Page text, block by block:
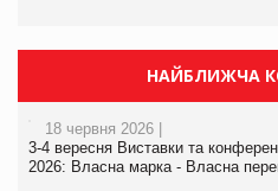
НАЙБЛИЖЧА
18 червня 2026 |
3-4 вересня Виставки та
2026: Власна марка - Власна